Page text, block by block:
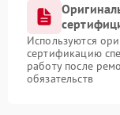
Используются
сертификацию
работу после
обязательств